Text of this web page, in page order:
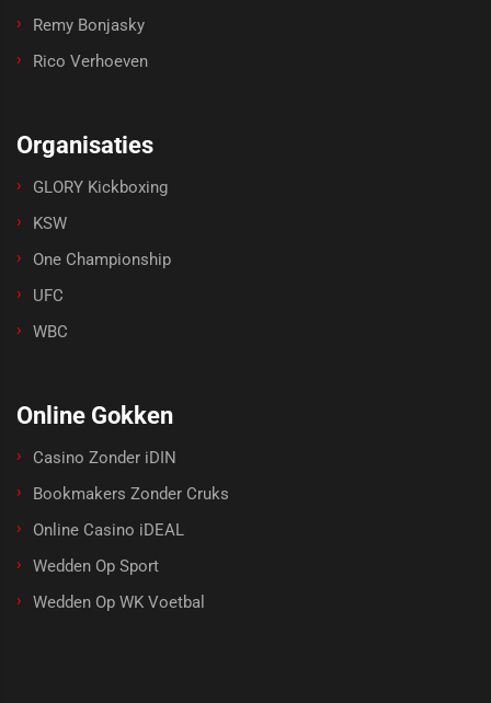
Remy Bonjasky
Rico Verhoeven
Organisaties
GLORY Kickboxing
KSW
One Championship
UFC
WBC
Online Gokken
Casino Zonder iDIN
Bookmakers Zonder Cruks
Online Casino iDEAL
Wedden Op Sport
Wedden Op WK Voetbal